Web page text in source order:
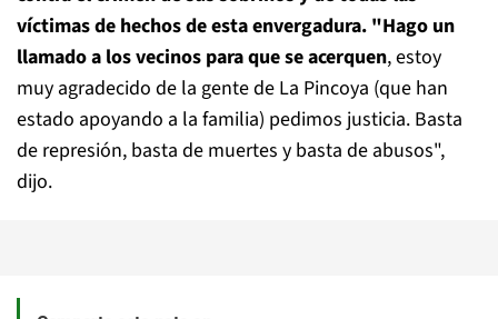
víctimas de hechos de esta envergadura. "Hago un
llamado a los vecinos para que se acerquen, estoy
muy agradecido de la gente de La Pincoya (que han
estado apoyando a la familia) pedimos justicia. Basta
de represión, basta de muertes y basta de abusos",
dijo.